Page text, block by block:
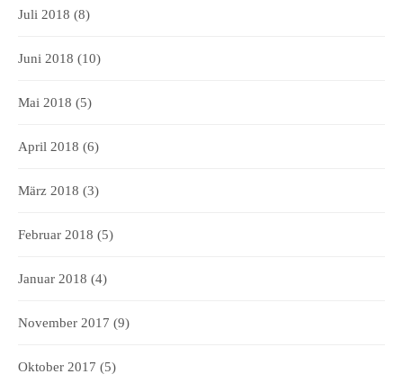
Juli 2018 (8)
Juni 2018 (10)
Mai 2018 (5)
April 2018 (6)
März 2018 (3)
Februar 2018 (5)
Januar 2018 (4)
November 2017 (9)
Oktober 2017 (5)